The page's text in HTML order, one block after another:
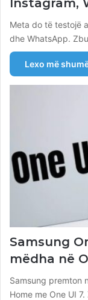
Instagram,
Meta do të testojë
dhe WhatsApp.
Lexo më
Samsung
mëdha në
Samsung premton
Home me One UI